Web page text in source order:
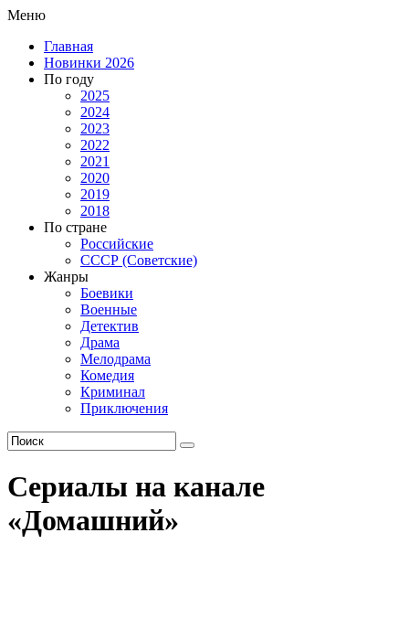
Меню
Главная
Новинки 2026
По году
2025
2024
2023
2022
2021
2020
2019
2018
По стране
Российские
СССР (Советские)
Жанры
Боевики
Военные
Детектив
Драма
Мелодрама
Комедия
Криминал
Приключения
Сериалы на канале
«Домашний»